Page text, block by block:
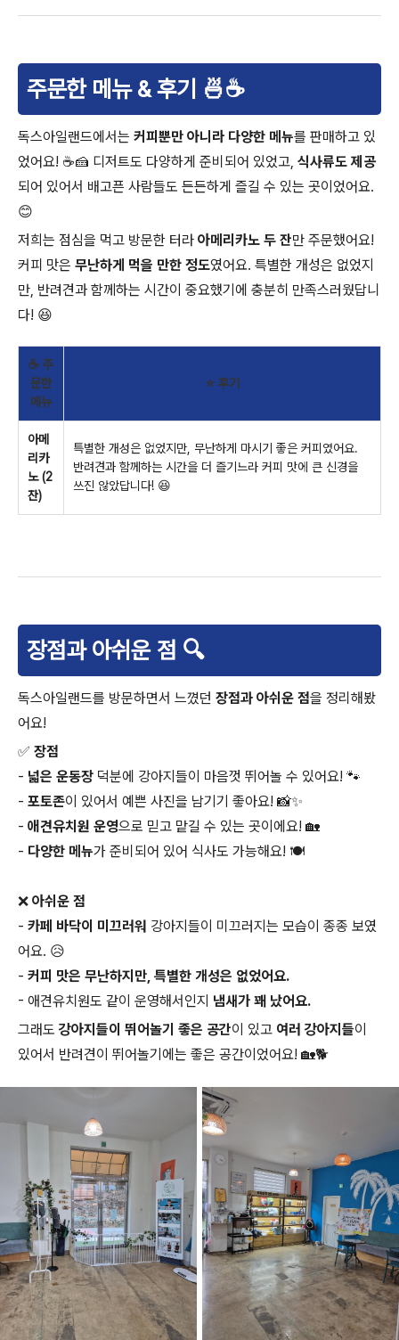
주문한 메뉴 & 후기 🍜☕
독스아일랜드에서는 커피뿐만 아니라 다양한 메뉴를 판매하고 있
었어요! ☕🍰 디저트도 다양하게 준비되어 있었고, 식사류도 제공
되어 있어서 배고픈 사람들도 든든하게 즐길 수 있는 곳이었어요.
😊
저희는 점심을 먹고 방문한 터라 아메리카노 두 잔만 주문했어요!
커피 맛은 무난하게 먹을 만한 정도였어요. 특별한 개성은 없었지
만, 반려견과 함께하는 시간이 중요했기에 충분히 만족스러웠답니
다! 😆
☕ 주
문한
메뉴
⭐ 후기
아메
리카
노 (2
잔)
특별한 개성은 없었지만, 무난하게 마시기 좋은 커피였어요.
반려견과 함께하는 시간을 더 즐기느라 커피 맛에 큰 신경을
쓰진 않았답니다! 😆
장점과 아쉬운 점 🔍
독스아일랜드를 방문하면서 느꼈던 장점과 아쉬운 점을 정리해봤
어요!
✅ 장점
- 넓은 운동장 덕분에 강아지들이 마음껏 뛰어놀 수 있어요! 🐾
- 포토존이 있어서 예쁜 사진을 남기기 좋아요! 📸✨
- 애견유치원 운영으로 믿고 맡길 수 있는 곳이에요! 🏡
- 다양한 메뉴가 준비되어 있어 식사도 가능해요! 🍽️
❌ 아쉬운 점
- 카페 바닥이 미끄러워 강아지들이 미끄러지는 모습이 종종 보였
어요. 😥
- 커피 맛은 무난하지만, 특별한 개성은 없었어요.
- 애견유치원도 같이 운영해서인지 냄새가 꽤 났어요.
그래도 강아지들이 뛰어놀기 좋은 공간이 있고 여러 강아지들이
있어서 반려견이 뛰어놀기에는 좋은 공간이었어요! 🏡🐕